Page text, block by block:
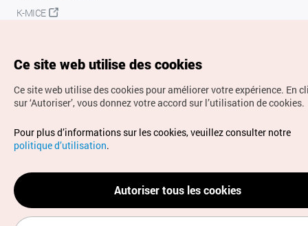
K-MICE
Droits d’auteur (c) Office National du Tourisme en Corée.
Tous droits réservés.
Pour les rapports d'erreurs et demandes de renseignements,
adressez vos demandes à
info.ontc@gmail.com
Ce site web utilise des cookies
Ce site web utilise des cookies pour améliorer votre expérience. En
sur ‘Autoriser’, vous donnez votre accord sur l’utilisation de cookies.
Pour plus d’informations sur les cookies, veuillez consulter notre
politique d’utilisation.
Autoriser tous les cookies